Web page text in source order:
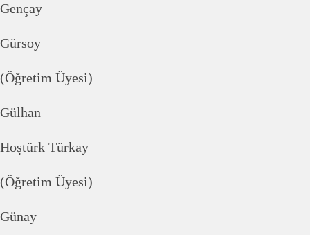
Gençay
Gürsoy
(Öğretim Üyesi)
Gülhan
Hoştürk Türkay
(Öğretim Üyesi)
Günay